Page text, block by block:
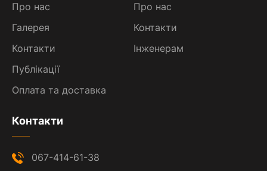
Про нас
Галерея
Контакти
Публікації
Оплата та доставка
Про нас
Контакти
Інженерам
Контакти
067-414-61-38